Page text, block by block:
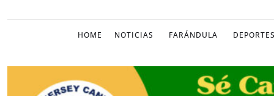
HOME NOTICIAS FARÁNDULA DEPORTES